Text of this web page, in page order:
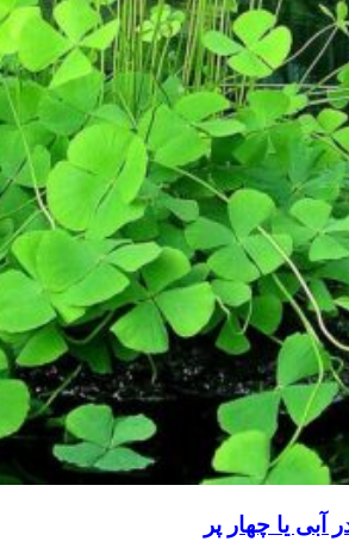
آبی یا چهار پر